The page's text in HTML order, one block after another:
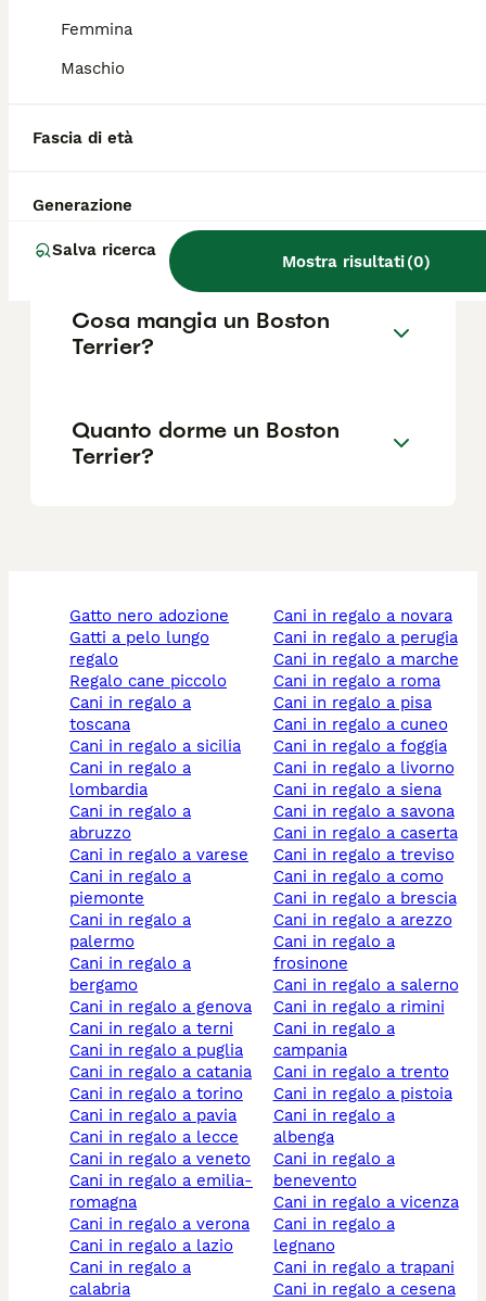
Femmina
Maschio
Fascia di età
Generazione
Salva ricerca
Mostra risultati(0)
Quali sono i difetti del
Boston Terrier e il Bulldog
Francese?
Cosa mangia un Boston
Terrier?
Quanto dorme un Boston
Terrier?
gatto nero adozione
gatti a pelo lungo
regalo
regalo cane piccolo
cani in regalo a
toscana
cani in regalo a sicilia
cani in regalo a
lombardia
cani in regalo a
abruzzo
cani in regalo a varese
cani in regalo a
piemonte
cani in regalo a
palermo
cani in regalo a
bergamo
cani in regalo a genova
cani in regalo a terni
cani in regalo a puglia
cani in regalo a catania
cani in regalo a torino
cani in regalo a pavia
cani in regalo a lecce
cani in regalo a veneto
cani in regalo a emilia-
romagna
cani in regalo a verona
cani in regalo a lazio
cani in regalo a
calabria
cani in regalo a novara
cani in regalo a perugia
cani in regalo a marche
cani in regalo a roma
cani in regalo a pisa
cani in regalo a cuneo
cani in regalo a foggia
cani in regalo a livorno
cani in regalo a siena
cani in regalo a savona
cani in regalo a caserta
cani in regalo a treviso
cani in regalo a como
cani in regalo a brescia
cani in regalo a arezzo
cani in regalo a
frosinone
cani in regalo a salerno
cani in regalo a rimini
cani in regalo a
campania
cani in regalo a trento
cani in regalo a pistoia
cani in regalo a
albenga
cani in regalo a
benevento
cani in regalo a vicenza
cani in regalo a
legnano
cani in regalo a trapani
cani in regalo a cesena